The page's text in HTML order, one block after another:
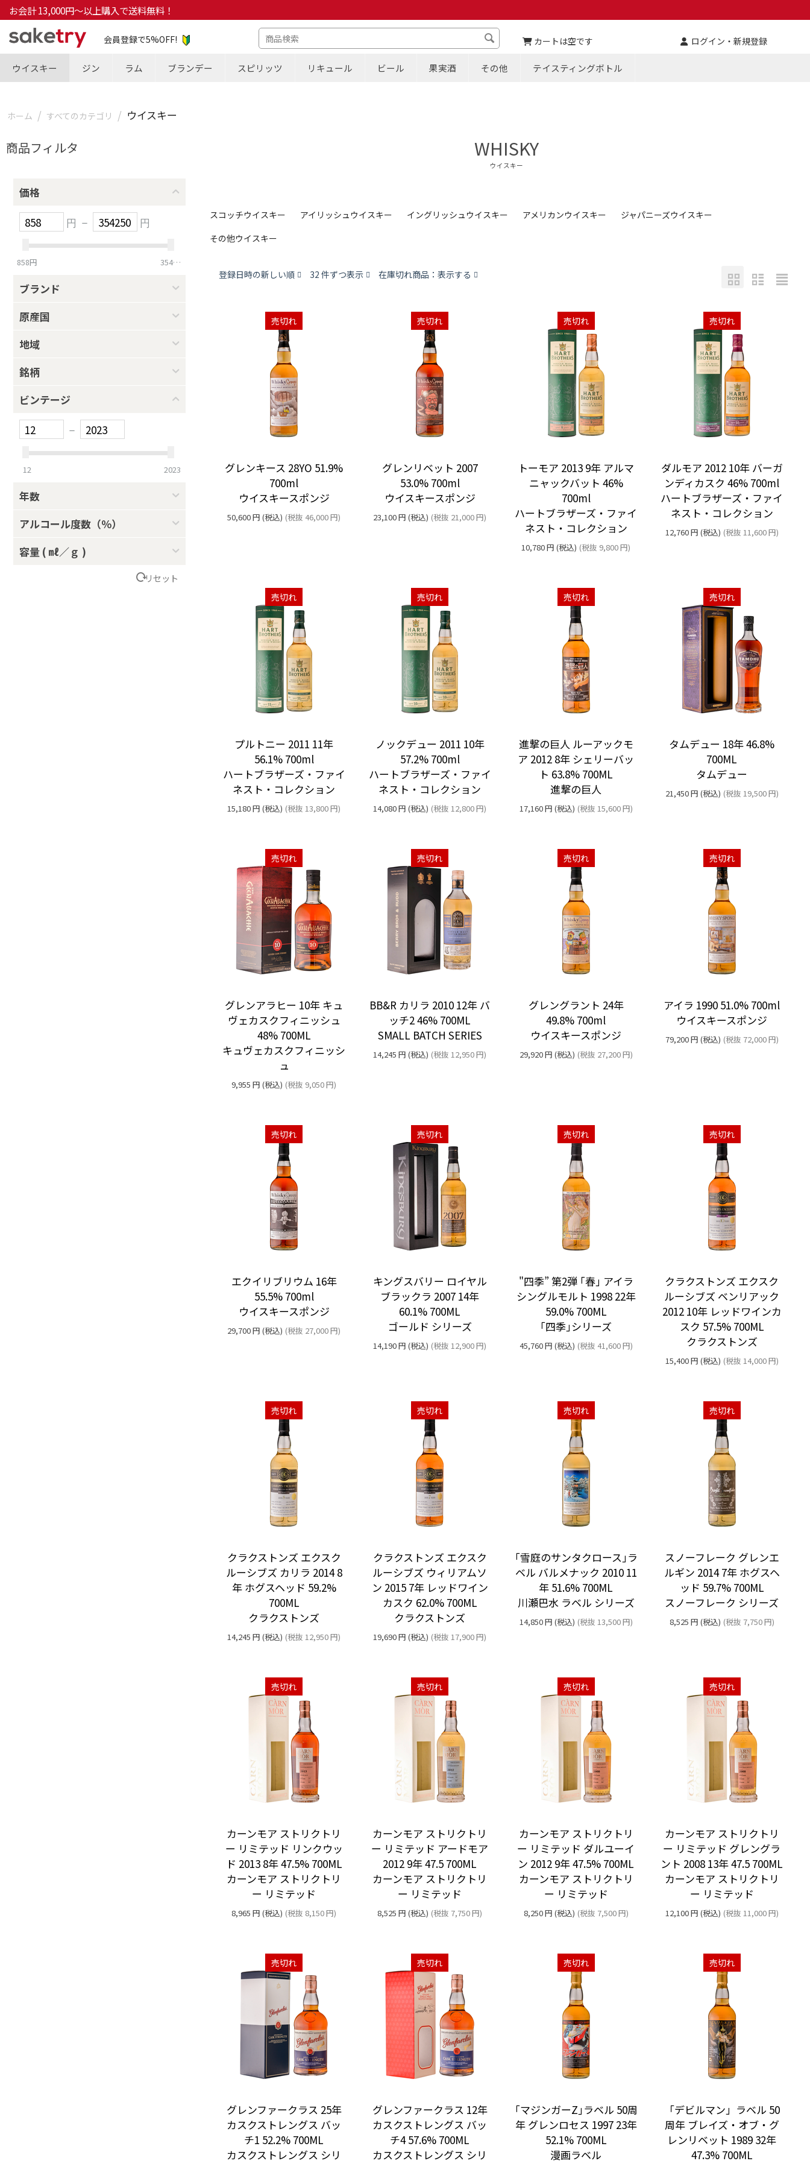
お会計 13,000円～以上購入で送料無料！
会員登録で5%OFF! カートは空です ログイン・新規登録
ウイスキー ジン ラム ブランデー スピリッツ リキュール ビール 果実酒 その他 テイスティングボトル
ホーム / すべてのカテゴリ / ウイスキー
商品フィルタ
価格
円 – 円
858円 354250
ブランド
原産国
地域
銘柄
ビンテージ
–
12 2023
年数
アルコール度数（％）
容量 ( ㎖／ｇ )
リセット
WHISKY
ウイスキー
スコッチウイスキー アイリッシュウイスキー イングリッシュウイスキー アメリカンウイスキー
ジャパニーズウイスキー
その他ウイスキー
登録日時の新しい順 32 件ずつ表示 在庫切れ商品：表示する
売切れ
グレンキース 28YO 51.9%
700ml
ウイスキースポンジ
50,600円 (税込) (税抜 46,000円)
売切れ
グレンリベット 2007
53.0% 700ml
ウイスキースポンジ
23,100円 (税込) (税抜 21,000円)
売切れ
トーモア 2013 9年 アルマ
ニャックバット 46%
700ml
ハートブラザーズ・ファイ
ネスト・コレクション
10,780円 (税込) (税抜 9,800円)
売切れ
ダルモア 2012 10年 バーガ
ンディカスク 46% 700ml
ハートブラザーズ・ファイ
ネスト・コレクション
12,760円 (税込) (税抜 11,600円)
売切れ
プルトニー 2011 11年
56.1% 700ml
ハートブラザーズ・ファイ
ネスト・コレクション
15,180円 (税込) (税抜13,800円)
売切れ
ノックデュー 2011 10年
57.2% 700ml
ハートブラザーズ・ファイ
ネスト・コレクション
14,080円 (税込) (税抜12,800円)
売切れ
進撃の巨人 ルーアックモ
ア 2012 8年 シェリーバッ
ト 63.8% 700ML
進撃の巨人
17,160円 (税込) (税抜 15,600円)
売切れ
タムデュー 18年 46.8%
700ML
タムデュー
21,450円 (税込) (税抜 19,500円)
売切れ
グレンアラヒー 10年 キュ
ヴェカスクフィニッシュ
48% 700ML
キュヴェカスクフィニッシ
ュ
9,955 円 (税込) (税抜 9,050円)
売切れ
BB&R カリラ 2010 12年 バ
ッチ2 46% 700ML
SMALL BATCH SERIES
14,245 円 (税込) (税抜12,950円)
売切れ
グレングラント 24年
49.8% 700ml
ウイスキースポンジ
29,920円 (税込) (税抜 27,200円)
売切れ
アイラ 1990 51.0% 700ml
ウイスキースポンジ
79,200円 (税込) (税抜 72,000円)
売切れ
エクイリブリウム 16年
55.5% 700ml
ウイスキースポンジ
29,700円 (税込) (税抜 27,000円)
売切れ
キングスバリー ロイヤル
ブラックラ 2007 14年
60.1% 700ML
ゴールド シリーズ
14,190円 (税込) (税抜12,900円)
売切れ
"四季” 第2弾 ｢春｣ アイラ
シングルモルト 1998 22年
59.0% 700ML
｢四季｣シリーズ
45,760円 (税込) (税抜 41,600円)
売切れ
クラクストンズ エクスク
ルーシブズ ベンリアック
2012 10年 レッドワインカ
スク 57.5% 700ML
クラクストンズ
15,400円 (税込) (税抜 14,000円)
売切れ
クラクストンズ エクスク
ルーシブズ カリラ 2014 8
年 ホグスヘッド 59.2%
700ML
クラクストンズ
14,245 円 (税込) (税抜12,950円)
売切れ
クラクストンズ エクスク
ルーシブズ ウィリアムソ
ン 2015 7年 レッドワイン
カスク 62.0% 700ML
クラクストンズ
19,690円 (税込) (税抜17,900円)
売切れ
｢雪庭のサンタクロース｣ラ
ベル バルメナック 2010 11
年 51.6% 700ML
川瀬巴水 ラベル シリーズ
14,850円 (税込) (税抜 13,500円)
売切れ
スノーフレーク グレンエ
ルギン 2014 7年 ホグスヘ
ッド 59.7% 700ML
スノーフレーク シリーズ
8,525 円 (税込) (税抜 7,750円)
売切れ
カーンモア ストリクトリ
ー リミテッド リンクウッ
ド 2013 8年 47.5% 700ML
カーンモア ストリクトリ
ー リミテッド
8,965 円 (税込) (税抜 8,150円)
売切れ
カーンモア ストリクトリ
ー リミテッド アードモア
2012 9年 47.5 700ML
カーンモア ストリクトリ
ー リミテッド
8,525 円 (税込) (税抜 7,750円)
売切れ
カーンモア ストリクトリ
ー リミテッド ダルユーイ
ン 2012 9年 47.5% 700ML
カーンモア ストリクトリ
ー リミテッド
8,250円 (税込) (税抜 7,500円)
売切れ
カーンモア ストリクトリ
ー リミテッド グレングラ
ント 2008 13年 47.5 700ML
カーンモア ストリクトリ
ー リミテッド
12,100円 (税込) (税抜 11,000円)
売切れ
グレンファークラス 25年
カスクストレングス バッ
チ1 52.2% 700ML
カスクストレングス シリ
売切れ
グレンファークラス 12年
カスクストレングス バッ
チ4 57.6% 700ML
カスクストレングス シリ
売切れ
｢マジンガーZ｣ラベル 50周
年 グレンロセス 1997 23年
52.1% 700ML
漫画ラベル
売切れ
「デビルマン」ラベル 50
周年 ブレイズ・オブ・グ
レンリベット 1989 32年
47.3% 700ML